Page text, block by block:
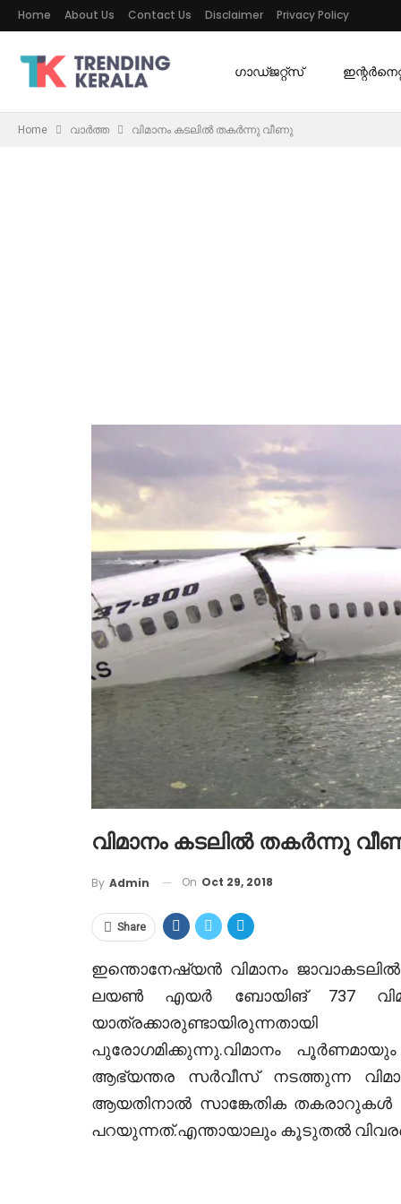
Home About Us Contact Us Disclaimer Privacy Policy
ഗാഡ്ജറ്റ്സ്
Home വാർത്ത വിമാനം കടലിൽ തകർന്നു വീണു
വിമാനം കടലിൽ തകർന്നു
By Admin On Oct 29, 2018
Share
ഇന്തൊനേഷ്യൻ വിമാനം
ലയൺ എയർ ബോയിങ് 737
പുരോഗമിക്കുന്നു.വിമാനം
ആഭ്യന്തര സർവീസ് നടത്തുന്ന
ആയതിനാൽ സാങ്കേതിക
പറയുന്നത്.എന്തായാലും കൂടുതൽ